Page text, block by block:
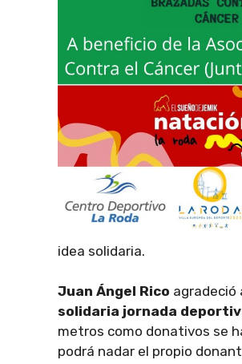
idea solidaria.
Juan Ángel Rico agradeció
solidaria jornada
metros como donativos se
podrá nadar el propio